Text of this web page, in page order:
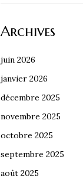
Archives
juin 2026
janvier 2026
décembre 2025
novembre 2025
octobre 2025
septembre 2025
août 2025